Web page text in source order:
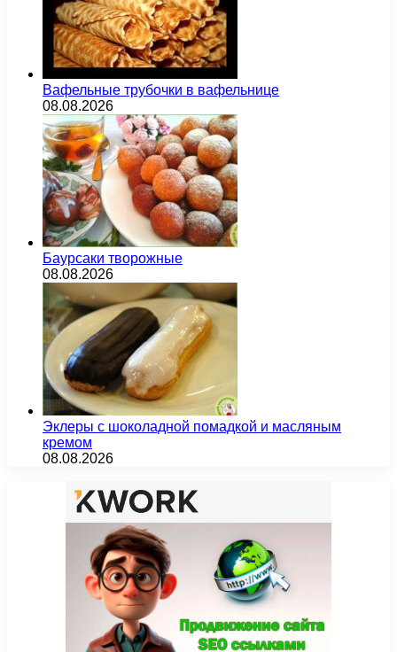
Вафельные трубочки в вафельнице
08.08.2026
Баурсаки творожные
08.08.2026
Эклеры с шоколадной помадкой и масляным
кремом
08.08.2026